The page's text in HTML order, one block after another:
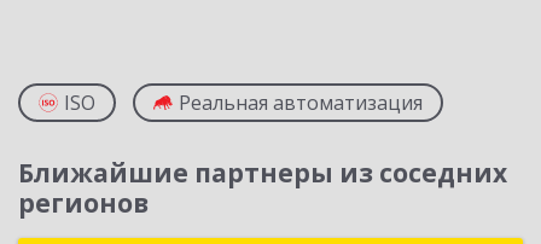
ISO Реальная автоматизация
Ближайшие партнеры из соседних
регионов